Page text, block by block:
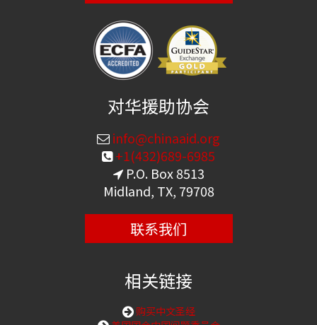
对华援助协会
info@chinaaid.org
+1(432)689-6985
P.O. Box 8513
Midland, TX, 79708
联系我们
相关链接
购买中文圣经